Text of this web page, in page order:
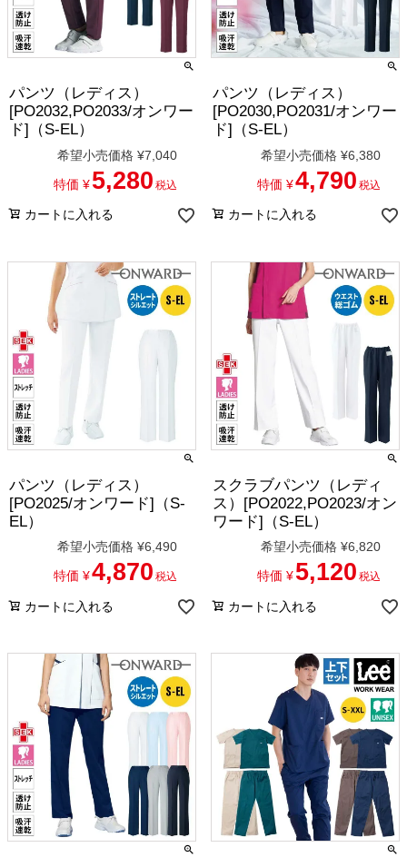
パンツ（レディス）
[PO2032,PO2033/オンワー
ド]（S-EL）
希望小売価格 ¥7,040
特価 ¥ 5,280 税込
カートに入れる
パンツ（レディス）
[PO2030,PO2031/オンワー
ド]（S-EL）
希望小売価格 ¥6,380
特価 ¥4,790 税込
カートに入れる
パンツ（レディス）
[PO2025/オンワード]（S-
EL）
希望小売価格 ¥6,490
特価 ¥4,870 税込
カートに入れる
スクラブパンツ（レディ
ス）[PO2022,PO2023/オン
ワード]（S-EL）
希望小売価格 ¥6,820
特価 ¥ 5,120 税込
カートに入れる